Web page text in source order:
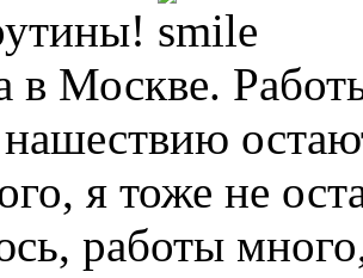
Москве.
я тоже не
работы